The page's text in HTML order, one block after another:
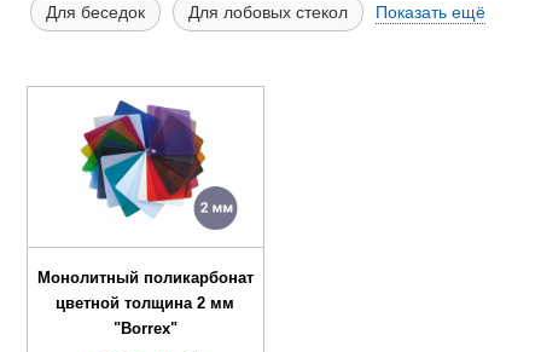
Для беседок Для лобовых стекол Показать ещё
Монолитный поликарбонат
цветной толщина 2 мм
"Borrex"